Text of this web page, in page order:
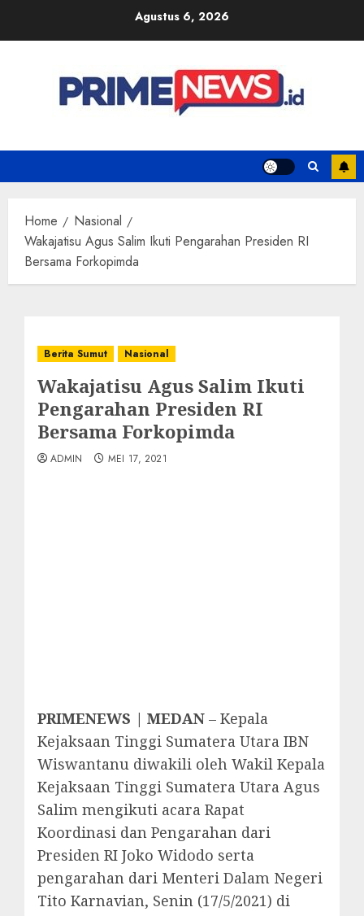
Agustus 6, 2026
Home
Nasional
Wakajatisu Agus Salim Ikuti Pengarahan Presiden RI
Bersama Forkopimda
Berita Sumut Nasional
Wakajatisu Agus Salim Ikuti
Pengarahan Presiden RI
Bersama Forkopimda
ADMIN MEI 17, 2021
PRIMENEWS | MEDAN – Kepala
Kejaksaan Tinggi Sumatera Utara IBN
Wiswantanu diwakili oleh Wakil Kepala
Kejaksaan Tinggi Sumatera Utara Agus
Salim mengikuti acara Rapat
Koordinasi dan Pengarahan dari
Presiden RI Joko Widodo serta
pengarahan dari Menteri Dalam Negeri
Tito Karnavian, Senin (17/5/2021) di